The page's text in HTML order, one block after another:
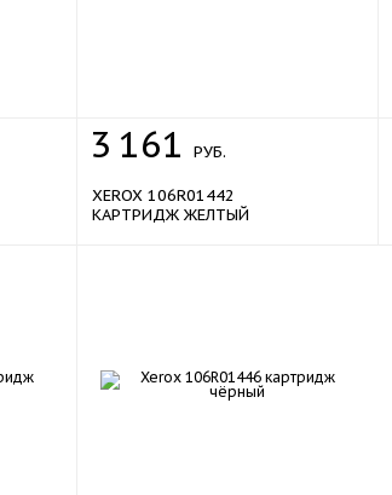
3 161 РУБ.
XEROX 106R01442
КАРТРИДЖ ЖЕЛТЫЙ